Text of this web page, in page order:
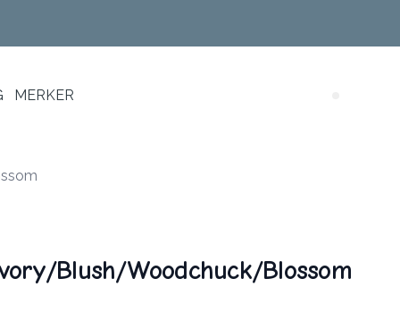
MERKER
Blush/Woodchuck/Blossom